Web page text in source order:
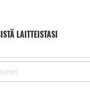
LAITTEISTASI